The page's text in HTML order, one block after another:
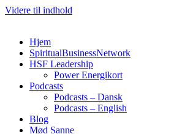
Videre til indhold
Hjem
SpiritualBusinessNetwork
HSF Leadership
Power Energikort
Podcasts
Podcasts – Dansk
Podcasts – English
Blog
Mød Sanne